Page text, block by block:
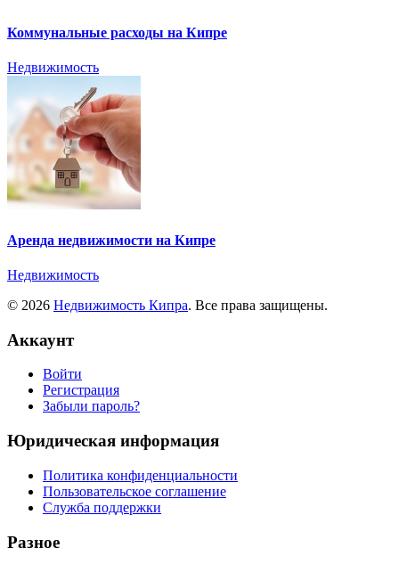
Коммунальные расходы на Кипре
Недвижимость
Аренда недвижимости на Кипре
Недвижимость
© 2026 Недвижимость Кипра. Все права защищены.
Аккаунт
Войти
Регистрация
Забыли пароль?
Юридическая информация
Политика конфиденциальности
Пользовательское соглашение
Служба поддержки
Разное